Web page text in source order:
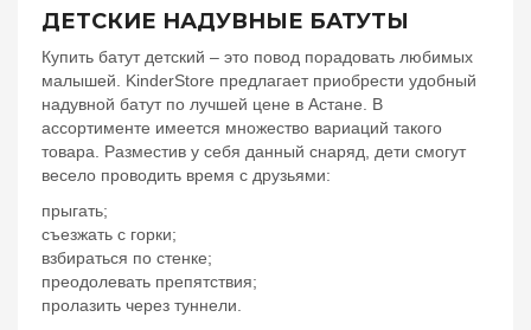
ДЕТСКИЕ НАДУВНЫЕ БАТУТЫ
Купить батут детский – это повод порадовать любимых
малышей. KinderStore предлагает приобрести удобный
надувной батут по лучшей цене в Астане. В
ассортименте имеется множество вариаций такого
товара. Разместив у себя данный снаряд, дети смогут
весело проводить время с друзьями:
прыгать;
съезжать с горки;
взбираться по стенке;
преодолевать препятствия;
пролазить через туннели.